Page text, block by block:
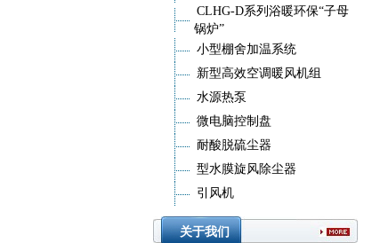
CLHG-D系列浴暖环保“子母
锅炉”
小型棚舍加温系统
新型高效空调暖风机组
水源热泵
微电脑控制盘
耐酸脱硫尘器
型水膜旋风除尘器
引风机
关于我们